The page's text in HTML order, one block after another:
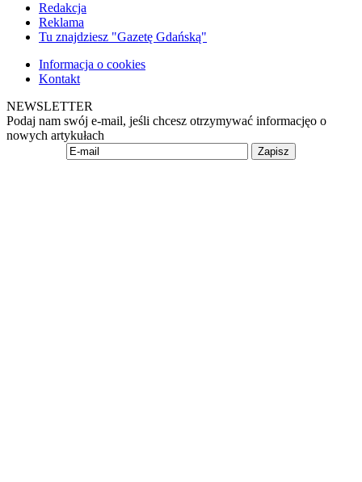
Redakcja
Reklama
Tu znajdziesz "Gazetę Gdańską"
Informacja o cookies
Kontakt
NEWSLETTER
Podaj nam swój e-mail, jeśli chcesz otrzymywać informacjęo o
nowych artykułach
Zapisz